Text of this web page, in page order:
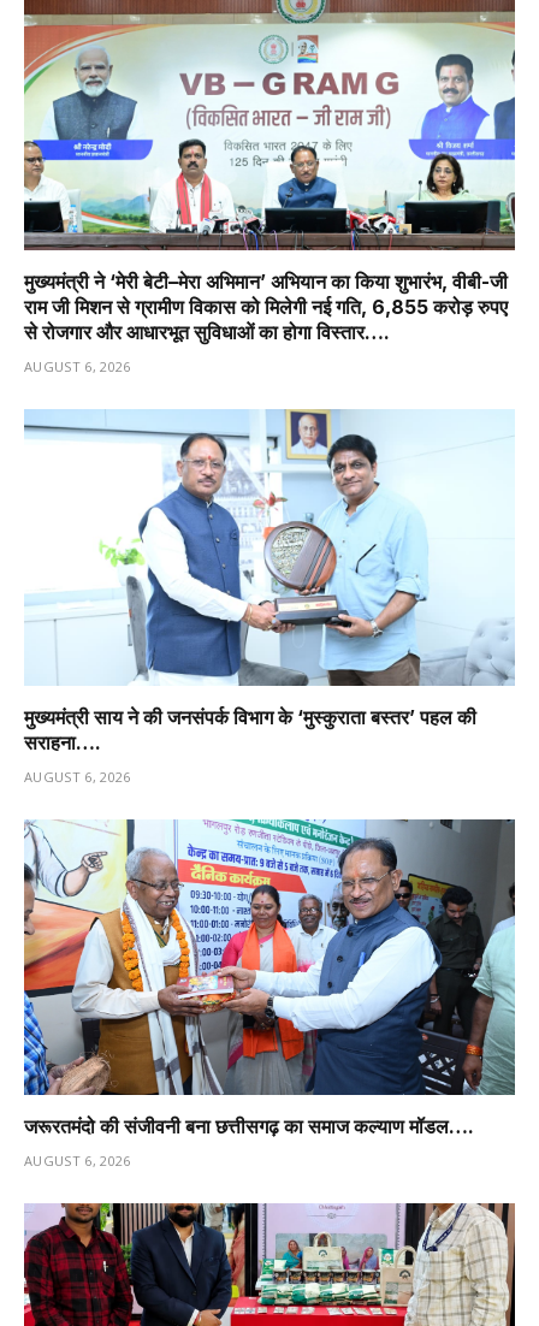
मुख्यमंत्री ने ‘मेरी बेटी–मेरा अभिमान’ अभियान का किया शुभारंभ, वीबी-जी
राम जी मिशन से ग्रामीण विकास को मिलेगी नई गति, 6,855 करोड़ रुपए
से रोजगार और आधारभूत सुविधाओं का होगा विस्तार….
AUGUST 6, 2026
मुख्यमंत्री साय ने की जनसंपर्क विभाग के ‘मुस्कुराता बस्तर’ पहल की
सराहना….
AUGUST 6, 2026
जरूरतमंदो की संजीवनी बना छत्तीसगढ़ का समाज कल्याण मॉडल….
AUGUST 6, 2026